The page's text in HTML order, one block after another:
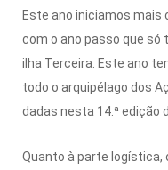
Este ano iniciamos mais
com o ano passo que só
ilha Terceira. Este ano
todo o arquipélago dos
dadas nesta 14.ª edição
Quanto à parte logística,